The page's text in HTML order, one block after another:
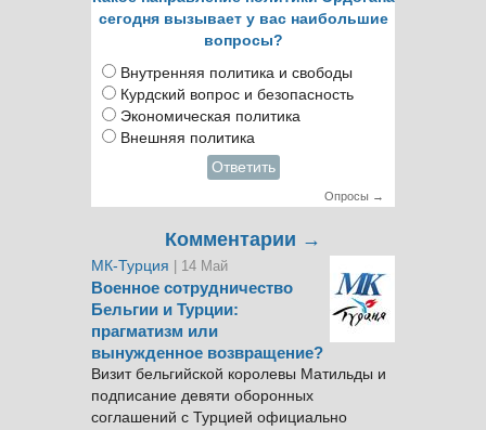
сегодня вызывает у вас наибольшие
вопросы?
Внутренняя политика и свободы
Курдский вопрос и безопасность
Экономическая политика
Внешняя политика
Ответить
Опросы →
Комментарии →
МК-Турция | 14 Май
Военное сотрудничество
Бельгии и Турции:
прагматизм или
вынужденное возвращение?
Визит бельгийской королевы Матильды и
подписание девяти оборонных
соглашений с Турцией официально